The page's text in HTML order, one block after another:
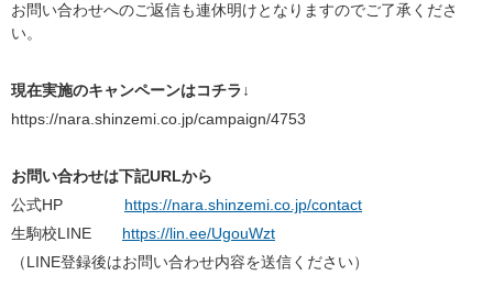
お問い合わせへのご返信も連休明けとなりますのでご了承くださ
い。
現在実施のキャンペーンはコチラ↓
https://nara.shinzemi.co.jp/campaign/4753
お問い合わせは下記URLから
公式HP https://nara.shinzemi.co.jp/contact
生駒校LINE https://lin.ee/UgouWzt
（LINE登録後はお問い合わせ内容を送信ください）